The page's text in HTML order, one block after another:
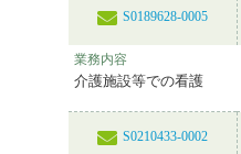
S0189628-0005
業務内容
介護施設等での看護
S0210433-0002